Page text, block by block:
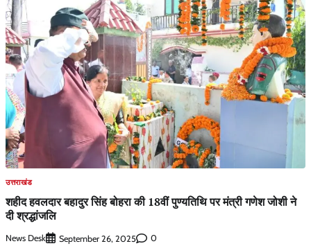
उत्तराखंड
शहीद हवलदार बहादुर सिंह बोहरा की 18वीं पुण्यतिथि पर मंत्री गणेश जोशी ने
दी श्रद्धांजलि
News Desk September 26, 2025 0